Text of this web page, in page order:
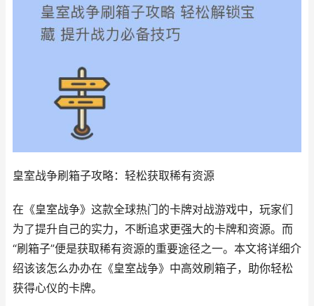
皇室战争刷箱子攻略：轻松获取稀有资源
在《皇室战争》这款全球热门的卡牌对战游戏中，玩家们
为了提升自己的实力，不断追求更强大的卡牌和资源。而
“刷箱子”便是获取稀有资源的重要途径之一。本文将详细介
绍该该怎么办办在《皇室战争》中高效刷箱子，助你轻松
获得心仪的卡牌。